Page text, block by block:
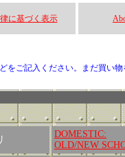
に基づく表示
ご記入ください。まだ買い
DOMESTIC:
OLD/NEW